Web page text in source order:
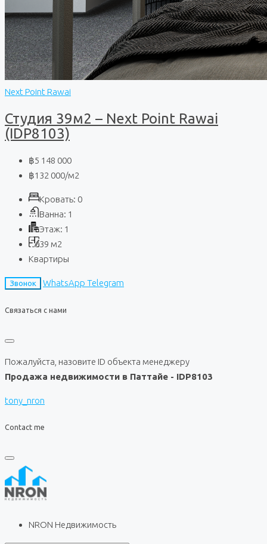
Next Point Rawai
Студия 39м2 – Next Point Rawai
(IDP8103)
฿5 148 000
฿132 000/м2
Кровать: 0
Ванна: 1
Этаж: 1
39 м2
Квартиры
Звонок WhatsApp Telegram
Связаться с нами
Пожалуйста, назовите ID объекта менеджеру
Продажа недвижимости в Паттайе - IDP8103
tony_nron
Contact me
NRON Недвижимость